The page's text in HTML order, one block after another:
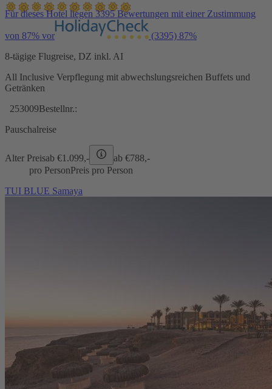
Für dieses Hotel liegen 3395 Bewertungen mit einer Zustimmung
von 87% vor (3395) 87%
8-tägige Flugreise, DZ inkl. AI
All Inclusive Verpflegung mit abwechslungsreichen Buffets und
Getränken
253009Bestellnr.:
Pauschalreise
Alter Preisab €1.099,- ab €788,-
pro PersonPreis pro Person
TUI BLUE Samaya